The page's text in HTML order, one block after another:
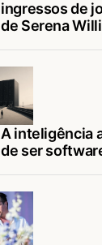
ingressos de
de Serena
A inteligência
de ser